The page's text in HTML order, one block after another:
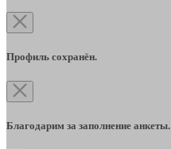
Профиль сохранён.
Благодарим за заполнение анкеты.